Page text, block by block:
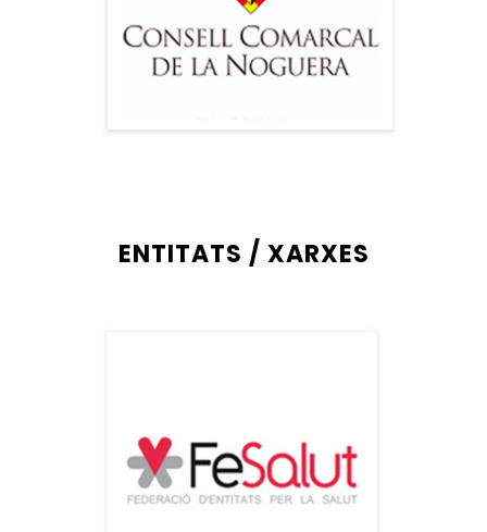
ENTITATS / XARXES